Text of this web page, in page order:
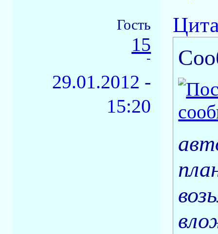
Гость
15
-
29.01.2012 -
15:20